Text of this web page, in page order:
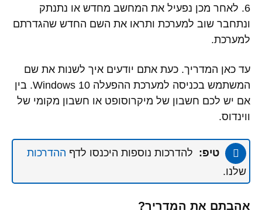
6. לאחר מכן נפעיל את המחשב מחדש או נתנתק
ונתחבר שוב למערכת ותראו את השם החדש שהגדרתם
למערכת.
עד כאן המדריך. כעת אתם יודעים איך לשנות את שם
המשתמש בכניסה למערכת ההפעלה Windows 10. בין
אם יש לכם חשבון של מיקרוסופט או חשבון מקומי של
ווינדוס.
טיפ: להדרכות נוספות היכנסו לדף ההדרכות
שלנו.
אהבתם את המדריך?